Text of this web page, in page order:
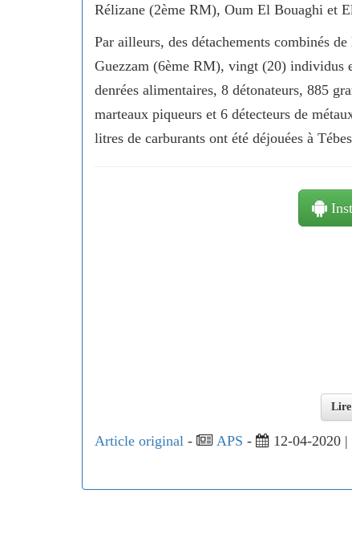
Rélizane (2ème RM), Oum El Bouaghi et
Par ailleurs, des détachements combinés
Guezzam (6ème RM), vingt (20) individus
denrées alimentaires, 8 détonateurs, 885
marteaux piqueurs et 6 détecteurs de
litres de carburants ont été déjouées à
Lire
Article original - APS - 12-04-2020 |